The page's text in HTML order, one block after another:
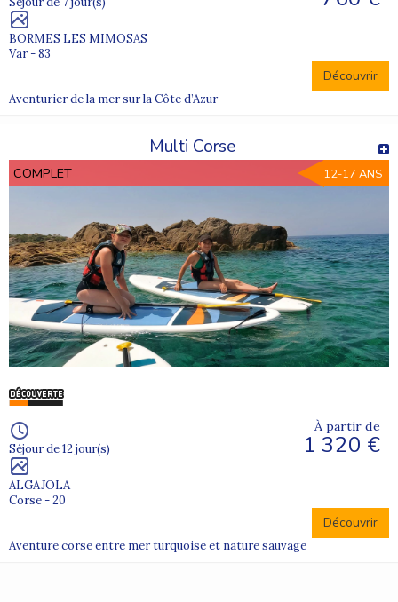
BORMES LES MIMOSAS
Var - 83
Découvrir
Aventurier de la mer sur la Côte d’Azur
Multi Corse
COMPLET 12-17 ANS
Séjour de 12 jour(s)
ALGAJOLA
Corse - 20
À partir de
1 320 €
Découvrir
Aventure corse entre mer turquoise et nature sauvage